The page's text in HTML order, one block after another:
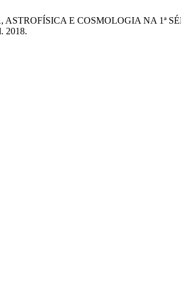
ASTROFÍSICA E COSMOLOGIA NA
2018.